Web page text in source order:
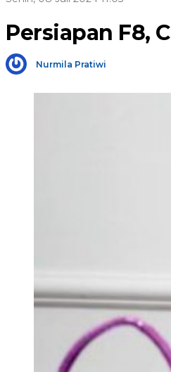
Persiapan F8,
Nurmila Pratiwi